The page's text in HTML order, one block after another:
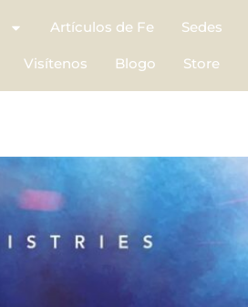
Artículos de Fe Sedes
Visítenos Blogo Store